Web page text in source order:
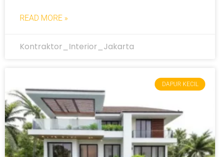
READ MORE »
Kontraktor_Interior_Jakarta
DAPUR KECIL